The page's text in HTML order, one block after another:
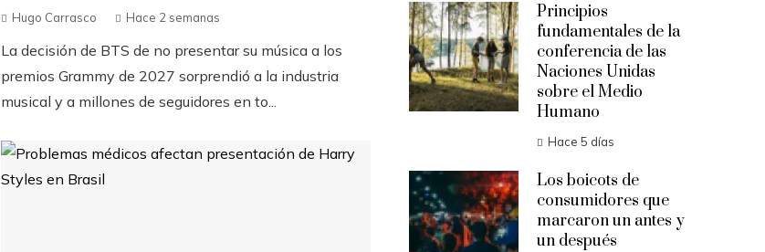
Hugo Carrasco Hace 2 semanas
La decisión de BTS de no presentar su música a los
premios Grammy de 2027 sorprendió a la industria
musical y a millones de seguidores en to...
Principios
fundamentales de la
conferencia de las
Naciones Unidas
sobre el Medio
Humano
Hace 5 días
Los boicots de
consumidores que
marcaron un antes y
un después